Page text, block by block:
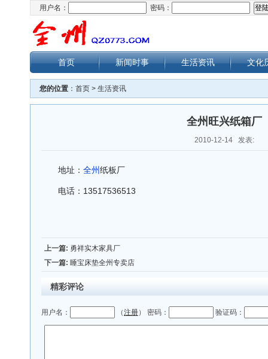
用户名： 密码：
首页 新闻时事 生活资讯 文化
您的位置 ： 首页 > 生活资讯
全州旺兴纸箱厂
2010-12-14 发表:
地址： 全州纸板厂
电话：13517536513
上一篇: 勇祥实木家具厂
下一篇: 睡宝床垫全州专卖店
精彩评论
用户名： （注册） 密码： 验证码：